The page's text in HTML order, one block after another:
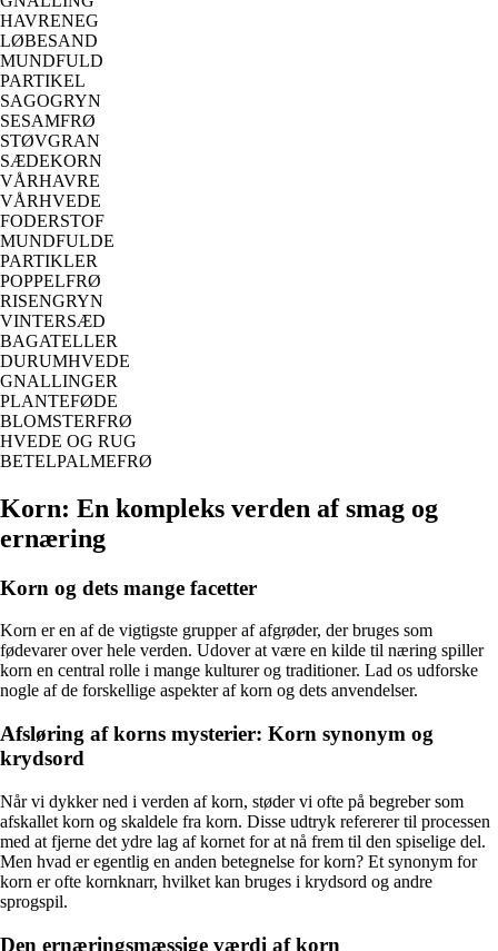
HAVRENEG
LØBESAND
MUNDFULD
PARTIKEL
SAGOGRYN
SESAMFRØ
STØVGRAN
SÆDEKORN
VÅRHAVRE
VÅRHVEDE
FODERSTOF
MUNDFULDE
PARTIKLER
POPPELFRØ
RISENGRYN
VINTERSÆD
BAGATELLER
DURUMHVEDE
GNALLINGER
PLANTEFØDE
BLOMSTERFRØ
HVEDE OG RUG
BETELPALMEFRØ
Korn: En kompleks verden af smag og
ernæring
Korn og dets mange facetter
Korn er en af de vigtigste grupper af afgrøder, der bruges som
fødevarer over hele verden. Udover at være en kilde til næring spiller
korn en central rolle i mange kulturer og traditioner. Lad os udforske
nogle af de forskellige aspekter af korn og dets anvendelser.
Afsløring af korns mysterier: Korn synonym og
krydsord
Når vi dykker ned i verden af korn, støder vi ofte på begreber som
afskallet korn og skaldele fra korn. Disse udtryk refererer til processen
med at fjerne det ydre lag af kornet for at nå frem til den spiselige del.
Men hvad er egentlig en anden betegnelse for korn? Et synonym for
korn er ofte kornknarr, hvilket kan bruges i krydsord og andre
sprogspil.
Den ernæringsmæssige værdi af korn